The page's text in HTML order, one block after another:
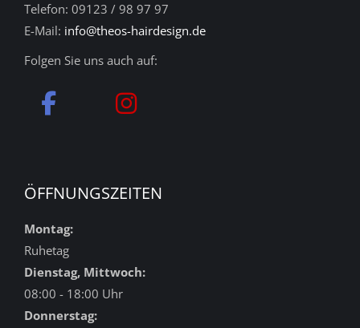
Telefon: 09123 / 98 97 97
E-Mail: info@theos-hairdesign.de
Folgen Sie uns auch auf:
ÖFFNUNGSZEITEN
Montag:
Ruhetag
Dienstag, Mittwoch:
08:00 - 18:00 Uhr
Donnerstag: